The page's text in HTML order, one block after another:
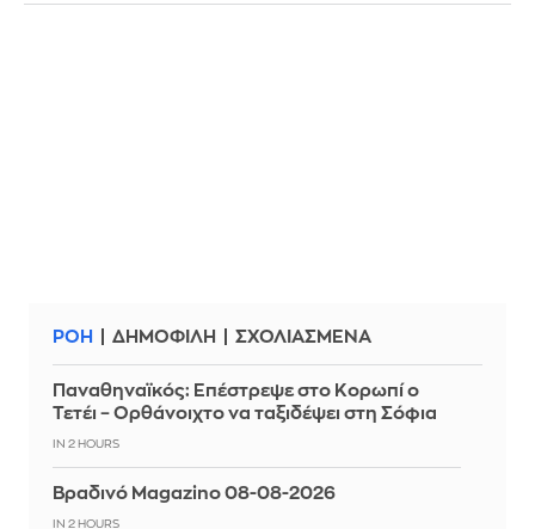
ΡΟΗ ΔΗΜΟΦΙΛΗ ΣΧΟΛΙΑΣΜΕΝΑ
Παναθηναϊκός: Επέστρεψε στο Κορωπί ο
Τετέι – Ορθάνοιχτο να ταξιδέψει στη Σόφια
IN 2 HOURS
Βραδινό Magazino 08-08-2026
IN 2 HOURS